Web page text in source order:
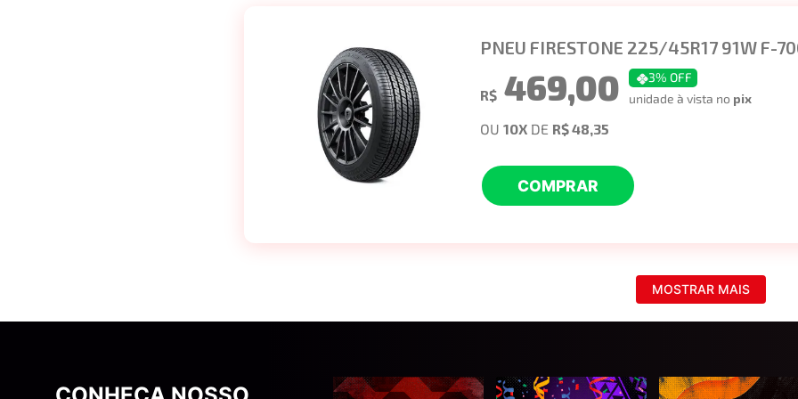
PNEU FIRESTONE 225/45R17 91W F-
R$ 469,00 3% OFF
unidade à vista no pix
OU 10X DE R$ 48,35
COMPRAR
MOSTRAR MAIS